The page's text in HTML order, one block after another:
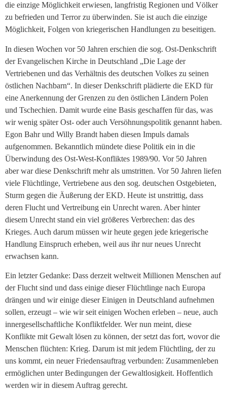
die einzige Möglichkeit erwiesen, langfristig Regionen und Völker
zu befrieden und Terror zu überwinden. Sie ist auch die einzige
Möglichkeit, Folgen von kriegerischen Handlungen zu beseitigen.
In diesen Wochen vor 50 Jahren erschien die sog. Ost-Denkschrift
der Evangelischen Kirche in Deutschland „Die Lage der
Vertriebenen und das Verhältnis des deutschen Volkes zu seinen
östlichen Nachbarn“. In dieser Denkschrift plädierte die EKD für
eine Anerkennung der Grenzen zu den östlichen Ländern Polen
und Tschechien. Damit wurde eine Basis geschaffen für das, was
wir wenig später Ost- oder auch Versöhnungspolitik genannt haben.
Egon Bahr und Willy Brandt haben diesen Impuls damals
aufgenommen. Bekanntlich mündete diese Politik ein in die
Überwindung des Ost-West-Konfliktes 1989/90. Vor 50 Jahren
aber war diese Denkschrift mehr als umstritten. Vor 50 Jahren liefen
viele Flüchtlinge, Vertriebene aus den sog. deutschen Ostgebieten,
Sturm gegen die Äußerung der EKD. Heute ist unstrittig, dass
deren Flucht und Vertreibung ein Unrecht waren. Aber hinter
diesem Unrecht stand ein viel größeres Verbrechen: das des
Krieges. Auch darum müssen wir heute gegen jede kriegerische
Handlung Einspruch erheben, weil aus ihr nur neues Unrecht
erwachsen kann.
Ein letzter Gedanke: Dass derzeit weltweit Millionen Menschen auf
der Flucht sind und dass einige dieser Flüchtlinge nach Europa
drängen und wir einige dieser Einigen in Deutschland aufnehmen
sollen, erzeugt – wie wir seit einigen Wochen erleben – neue, auch
innergesellschaftliche Konfliktfelder. Wer nun meint, diese
Konflikte mit Gewalt lösen zu können, der setzt das fort, wovor die
Menschen flüchten: Krieg. Darum ist mit jedem Flüchtling, der zu
uns kommt, ein neuer Friedensauftrag verbunden: Zusammenleben
ermöglichen unter Bedingungen der Gewaltlosigkeit. Hoffentlich
werden wir in diesem Auftrag gerecht.